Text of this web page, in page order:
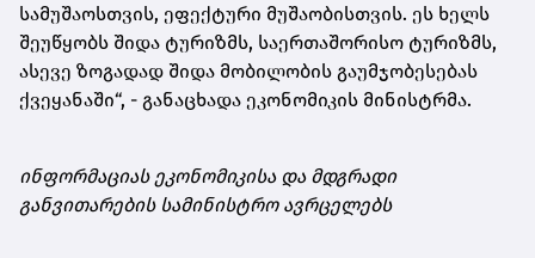
სამუშაოსთვის, ეფექტური მუშაობისთვის. ეს ხელს
შეუწყობს შიდა ტურიზმს, საერთაშორისო ტურიზმს,
ასევე ზოგადად შიდა მობილობის გაუმჯობესებას
ქვეყანაში“, - განაცხადა ეკონომიკის მინისტრმა.
ინფორმაციას ეკონომიკისა და მდგრადი
განვითარების სამინისტრო ავრცელებს